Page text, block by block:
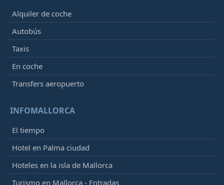
Alquiler de coche
Autobús
Taxis
En coche
Transfers aeropuerto
INFOMALLORCA
El tiempo
Hotel en Palma ciudad
Hoteles en la isla de Mallorca
Turismo en Mallorca - Entradas